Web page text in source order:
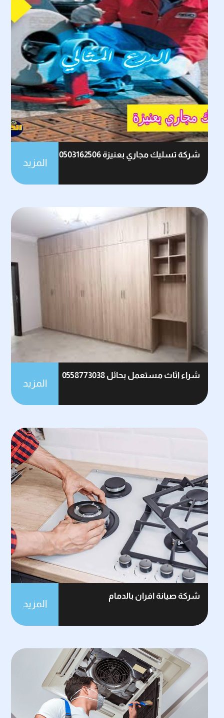
شركة تسليك مجاري بعنيزة 0503162506
المزيد
شراء اثاث مستعمل بحائل 0558773038
المزيد
شركة صيانة افران بالدمام
المزيد